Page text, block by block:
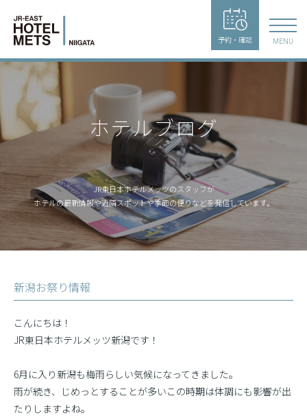
予約・確認 MENU
ホテルブログ
JR東日本ホテルメッツのスタッフが
ホテルの最新情報や近隣スポットや季節の便りなどを発信しています。
新潟お祭り情報
こんにちは！
JR東日本ホテルメッツ新潟です！
6月に入り新潟も梅雨らしい気候になってきました。
雨が続き、じめっとすることが多いこの時期は体調にも影響が出
たりしますよね。